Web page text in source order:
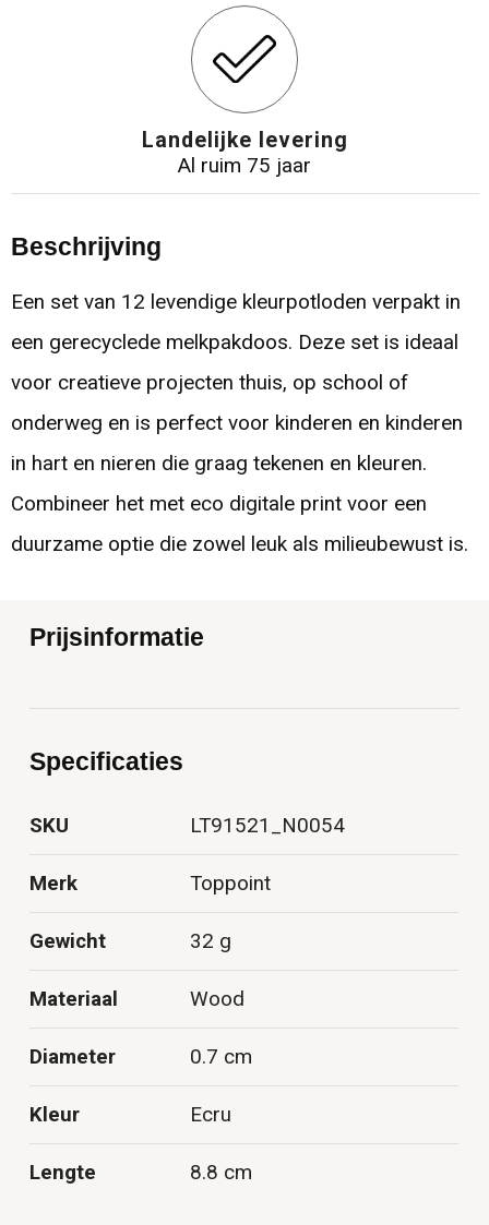
Landelijke levering
Al ruim 75 jaar
Beschrijving
Een set van 12 levendige kleurpotloden verpakt in
een gerecyclede melkpakdoos. Deze set is ideaal
voor creatieve projecten thuis, op school of
onderweg en is perfect voor kinderen en kinderen
in hart en nieren die graag tekenen en kleuren.
Combineer het met eco digitale print voor een
duurzame optie die zowel leuk als milieubewust is.
Prijsinformatie
Specificaties
SKU LT91521_N0054
Merk Toppoint
Gewicht 32 g
Materiaal Wood
Diameter 0.7 cm
Kleur Ecru
Lengte 8.8 cm